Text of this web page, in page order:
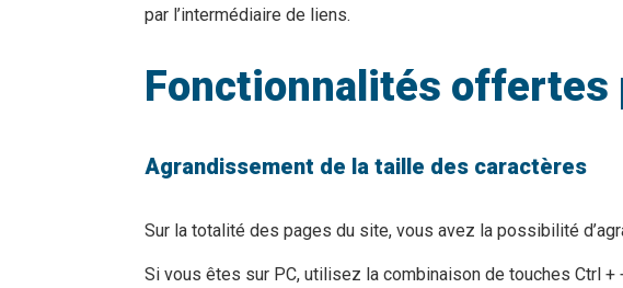
par l’intermédiaire de liens.
Fonctionnalités offertes
Agrandissement de la taille des caractères
Sur la totalité des pages du site, vous avez la possibilité
Si vous êtes sur PC, utilisez la combinaison de touches Ctrl +